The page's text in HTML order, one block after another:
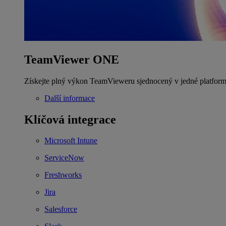
TeamViewer ONE
Získejte plný výkon TeamVieweru sjednocený v jedné
Další informace
Klíčová integrace
Microsoft Intune
ServiceNow
Freshworks
Jira
Salesforce